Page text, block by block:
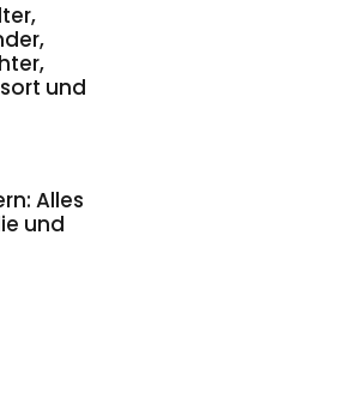
und
Alles
und